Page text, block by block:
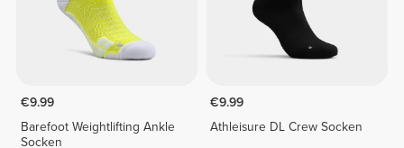
€9.99
Barefoot Weightlifting Ankle
Socken
€9.99
Athleisure DL Crew Socken